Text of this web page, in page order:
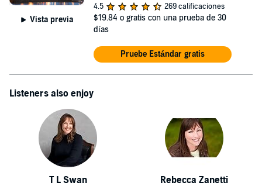
Vista previa
4.5
269 calificaciones
$19.84 o gratis con una prueba de 30
días
Pruebe Estándar gratis
Listeners also enjoy
T L Swan Rebecca Zanetti